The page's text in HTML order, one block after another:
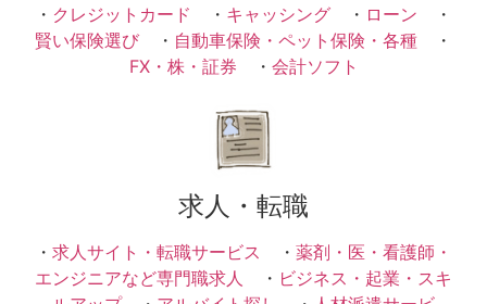
・ クレジットカード ・ キャッシング ・ ローン ・
賢い保険選び ・ 自動車保険・ペット保険・各種 ・
FX・株・証券 ・ 会計ソフト
求人・転職
・ 求人サイト・転職サービス ・ 薬剤・医・看護師・
エンジニアなど専門職求人
・ ビジネス・起業・スキ